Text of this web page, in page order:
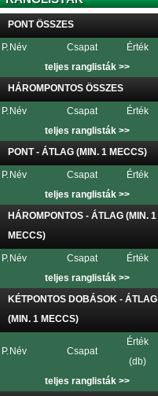
PONT ÖSSZES
P. Név Csapat Érték
teljes ranglisták >>
HÁROMPONTOS ÖSSZES
P. Név Csapat Érték
teljes ranglisták >>
PONT - ÁTLAG (MIN. 1 MECCS)
P. Név Csapat Érték
teljes ranglisták >>
HÁROMPONTOS - ÁTLAG (MIN. 1
MECCS)
P. Név Csapat Érték
teljes ranglisták >>
KÉTPONTOS DOBÁSOK - ÁTLAG
(MIN. 1 MECCS)
P. Név Csapat
Érték
(db)
teljes ranglisták >>